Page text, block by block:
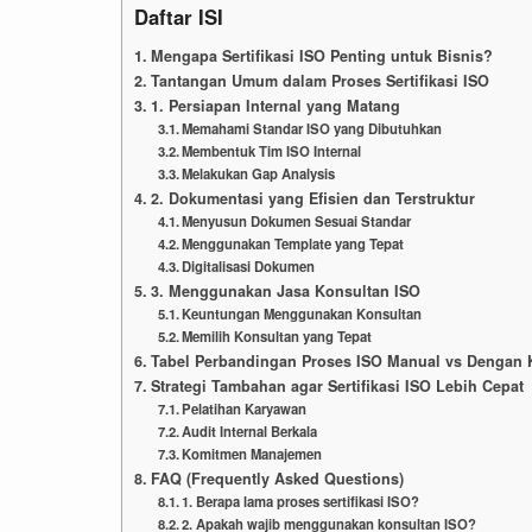
Daftar ISI
Mengapa Sertifikasi ISO Penting untuk Bisnis?
Tantangan Umum dalam Proses Sertifikasi ISO
1. Persiapan Internal yang Matang
Memahami Standar ISO yang Dibutuhkan
Membentuk Tim ISO Internal
Melakukan Gap Analysis
2. Dokumentasi yang Efisien dan Terstruktur
Menyusun Dokumen Sesuai Standar
Menggunakan Template yang Tepat
Digitalisasi Dokumen
3. Menggunakan Jasa Konsultan ISO
Keuntungan Menggunakan Konsultan
Memilih Konsultan yang Tepat
Tabel Perbandingan Proses ISO Manual vs Dengan
Strategi Tambahan agar Sertifikasi ISO Lebih Cepat
Pelatihan Karyawan
Audit Internal Berkala
Komitmen Manajemen
FAQ (Frequently Asked Questions)
1. Berapa lama proses sertifikasi ISO?
2. Apakah wajib menggunakan konsultan ISO?